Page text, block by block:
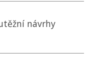
návrhy